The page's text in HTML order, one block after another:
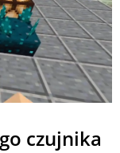
czujnika